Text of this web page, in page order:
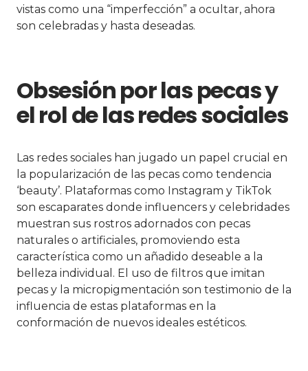
vistas como una “imperfección” a ocultar, ahora
son celebradas y hasta deseadas.
Obsesión por las pecas y
el rol de las redes sociales
Las redes sociales han jugado un papel crucial en
la popularización de las pecas como tendencia
‘beauty’. Plataformas como Instagram y TikTok
son escaparates donde influencers y celebridades
muestran sus rostros adornados con pecas
naturales o artificiales, promoviendo esta
característica como un añadido deseable a la
belleza individual. El uso de filtros que imitan
pecas y la micropigmentación son testimonio de la
influencia de estas plataformas en la
conformación de nuevos ideales estéticos.